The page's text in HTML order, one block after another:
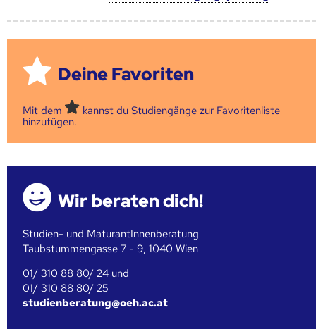
Deine Favoriten
Mit dem
kannst du Studiengänge zur Favoritenliste
hinzufügen.
Wir beraten dich!
Studien- und MaturantInnenberatung
Taubstummengasse 7 - 9, 1040 Wien
01/ 310 88 80/ 24 und
01/ 310 88 80/ 25
studienberatung@oeh.ac.at